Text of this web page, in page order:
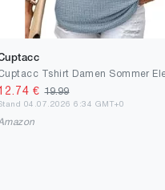
€19.99
04.07.2026 6:34 GMT+0